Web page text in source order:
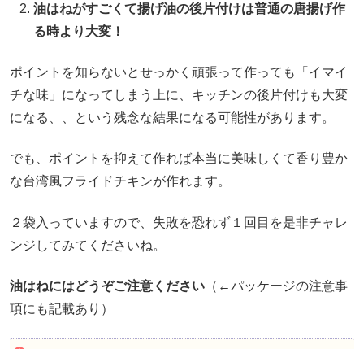
油はねがすごくて揚げ油の後片付けは普通の唐揚げ作
る時より大変！
ポイントを知らないとせっかく頑張って作っても「イマイ
チな味」になってしまう上に、キッチンの後片付けも大変
になる、、という残念な結果になる可能性があります。
でも、ポイントを抑えて作れば本当に美味しくて香り豊か
な台湾風フライドチキンが作れます。
２袋入っていますので、失敗を恐れず１回目を是非チャレ
ンジしてみてくださいね。
油はねにはどうぞご注意ください （←パッケージの注意事
項にも記載あり）